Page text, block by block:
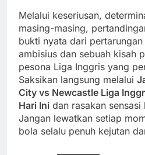
Melalui keseriusan,
masing-masing,
bukti nyata dari
ambisius dan sebuah kisah
pesona Liga Inggris yang
Saksikan langsung melalui
City vs Newcastle Liga
Hari Ini dan rasakan
Jangan lewatkan setiap
bola selalu penuh kejutan